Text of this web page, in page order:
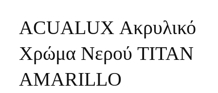
ACUALUX Ακρυλικό
Χρώμα Νερού TITAN
AMARILLO